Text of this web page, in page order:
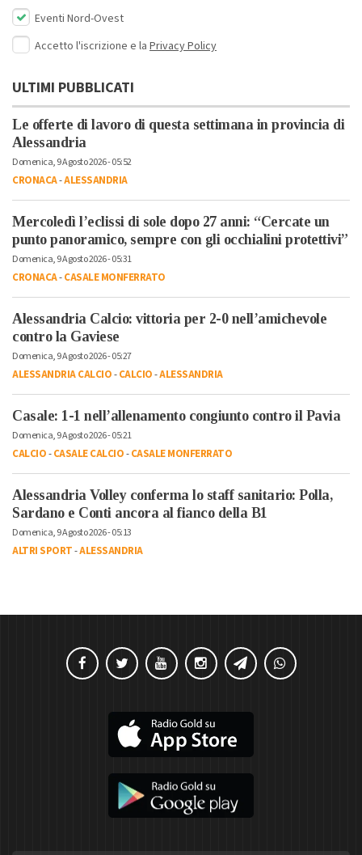
Eventi Nord-Ovest
Accetto l'iscrizione e la Privacy Policy
ULTIMI PUBBLICATI
Le offerte di lavoro di questa settimana in provincia di
Alessandria
Domenica, 9 Agosto 2026 - 05:52
CRONACA-ALESSANDRIA
Mercoledì l’eclissi di sole dopo 27 anni: “Cercate un
punto panoramico, sempre con gli occhialini protettivi”
Domenica, 9 Agosto 2026 - 05:31
CRONACA-CASALE MONFERRATO
Alessandria Calcio: vittoria per 2-0 nell’amichevole
contro la Gaviese
Domenica, 9 Agosto 2026 - 05:27
ALESSANDRIA CALCIO-CALCIO-ALESSANDRIA
Casale: 1-1 nell’allenamento congiunto contro il Pavia
Domenica, 9 Agosto 2026 - 05:21
CALCIO-CASALE CALCIO-CASALE MONFERRATO
Alessandria Volley conferma lo staff sanitario: Polla,
Sardano e Conti ancora al fianco della B1
Domenica, 9 Agosto 2026 - 05:13
ALTRI SPORT-ALESSANDRIA